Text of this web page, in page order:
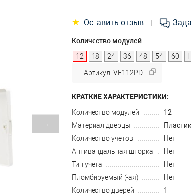
→
★ Оставить отзыв
Количество модулей
12
18 24 36 48 54 60
Артикул: VF112PD
КРАТКИЕ ХАРАКТЕРИСТИКИ:
Количество модулей
12
Материал дверцы
Пластик
Количество учетов
Нет
Антивандальная шторка
Нет
Тип учета
Нет
Пломбируемый (-ая)
Нет
Количество дверей
1